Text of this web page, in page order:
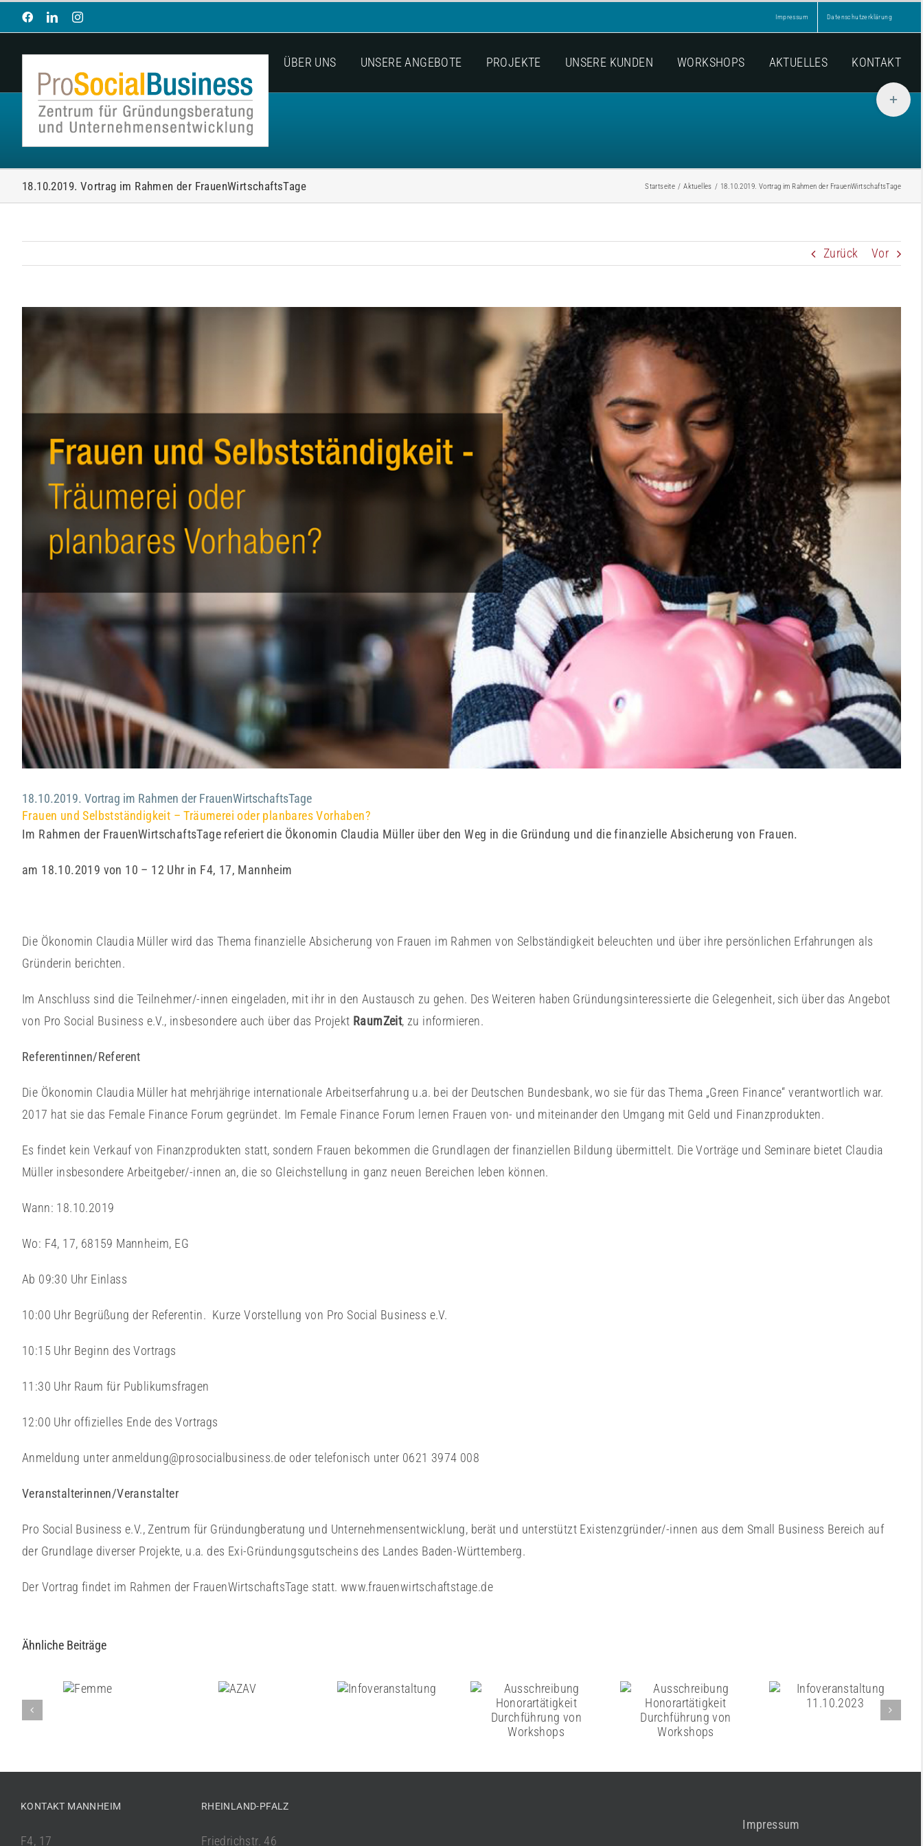
Inhalt
springen
Facebook
LinkedInInstagram Impressum Datenschutzerklärung
ÜBER UNS UNSERE ANGEBOTE PROJEKTE UNSERE KUNDEN WORKSHOPS AKTUELLES KONTAKT
18.10.2019. Vortrag im Rahmen der FrauenWirtschaftsTage Startseite Aktuelles 18.10.2019. Vortrag im Rahmen der FrauenWirtschaftsTage
Zurück Vor
18.10.2019. Vortrag im Rahmen der FrauenWirtschaftsTage
Frauen und Selbstständigkeit – Träumerei oder planbares Vorhaben?
Im Rahmen der FrauenWirtschaftsTage referiert die Ökonomin Claudia Müller über den Weg in die Gründung und die finanzielle Absicherung von Frauen.
am 18.10.2019 von 10 – 12 Uhr in F4, 17, Mannheim
Die Ökonomin Claudia Müller wird das Thema finanzielle Absicherung von Frauen im Rahmen von Selbständigkeit beleuchten und über ihre persönlichen Erfahrungen als
Gründerin berichten.
Im Anschluss sind die Teilnehmer/-innen eingeladen, mit ihr in den Austausch zu gehen. Des Weiteren haben Gründungsinteressierte die Gelegenheit, sich über das Angebot
von Pro Social Business e.V., insbesondere auch über das Projekt RaumZeit, zu informieren.
Referentinnen/Referent
Die Ökonomin Claudia Müller hat mehrjährige internationale Arbeitserfahrung u.a. bei der Deutschen Bundesbank, wo sie für das Thema „Green Finance“ verantwortlich war.
2017 hat sie das Female Finance Forum gegründet. Im Female Finance Forum lernen Frauen von- und miteinander den Umgang mit Geld und Finanzprodukten.
Es findet kein Verkauf von Finanzprodukten statt, sondern Frauen bekommen die Grundlagen der finanziellen Bildung übermittelt. Die Vorträge und Seminare bietet Claudia
Müller insbesondere Arbeitgeber/-innen an, die so Gleichstellung in ganz neuen Bereichen leben können.
Wann: 18.10.2019
Wo: F4, 17, 68159 Mannheim, EG
Ab 09:30 Uhr Einlass
10:00 Uhr Begrüßung der Referentin. Kurze Vorstellung von Pro Social Business e.V.
10:15 Uhr Beginn des Vortrags
11:30 Uhr Raum für Publikumsfragen
12:00 Uhr offizielles Ende des Vortrags
Anmeldung unter anmeldung@prosocialbusiness.de oder telefonisch unter 0621 3974 008
Veranstalterinnen/Veranstalter
Pro Social Business e.V., Zentrum für Gründungberatung und Unternehmensentwicklung, berät und unterstützt Existenzgründer/-innen aus dem Small Business Bereich auf
der Grundlage diverser Projekte, u.a. des Exi-Gründungsgutscheins des Landes Baden-Württemberg.
Der Vortrag findet im Rahmen der FrauenWirtschaftsTage statt. www.frauenwirtschaftstage.de
Ähnliche Beiträge
Ausschreibung
Honorartätigkeit
Durchführung von
Ausschreibung
Honorartätigkeit
Durchführung von
Infoveranstaltung
KONTAKT MANNHEIM
F4, 17
RHEINLAND-PFALZ
Friedrichstr. 46
Impressum
Toggle
Sliding